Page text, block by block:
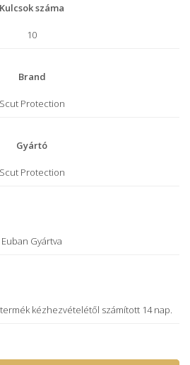
Kulcsok száma
10
Brand
Scut Protection
Gyártó
Scut Protection
Euban Gyártva
kézhezvételétől számított 14 nap.